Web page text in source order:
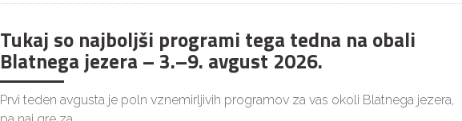
Tukaj so najboljši programi tega tedna na obali
Blatnega jezera – 3.–9. avgust 2026.
Prvi teden avgusta je poln vznemirljivih programov za vas okoli Blatnega jezera,